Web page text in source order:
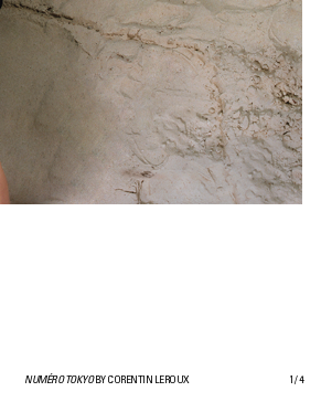
NUMÉRO TOKYOBY CORENTIN LEROUX 1 /4